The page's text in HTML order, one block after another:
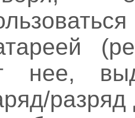
нее,
разряд